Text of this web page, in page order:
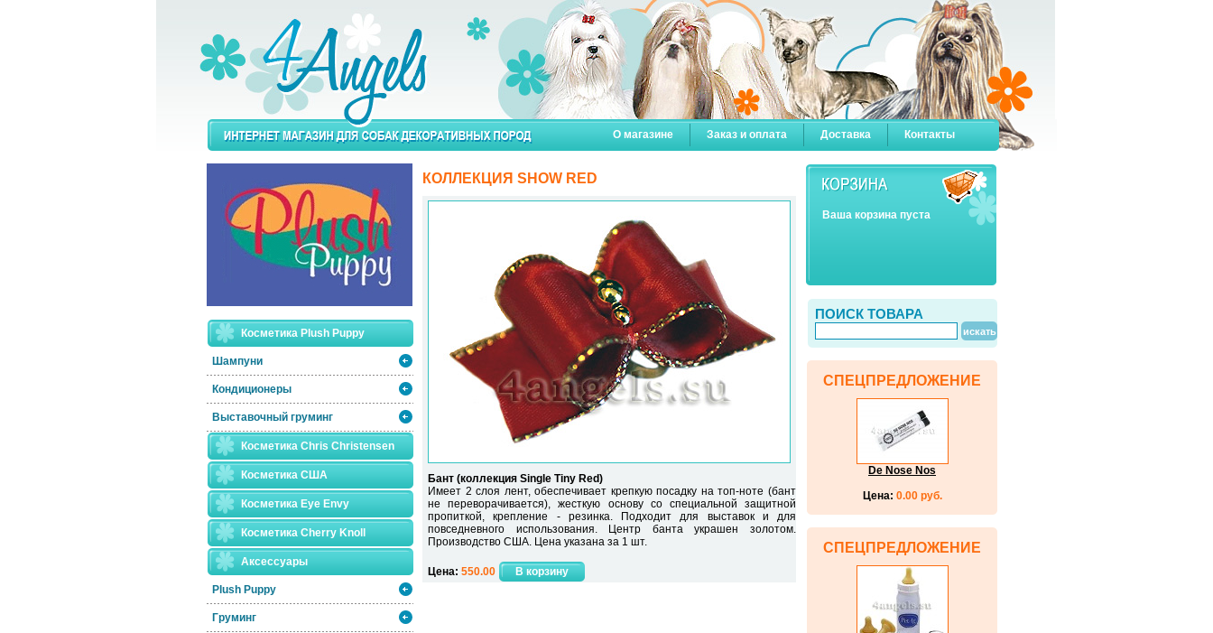
О магазине Заказ и оплата Доставка Контакты
Косметика Plush Puppy
Шампуни
Кондиционеры
Выставочный груминг
Косметика Chris Christensen
Косметика США
Косметика Eye Envy
Косметика Сherry Knoll
Аксессуары
Plush Puppy
Груминг
КОЛЛЕКЦИЯ SHOW RED
Бант (коллекция Single Tiny Red)
Имеет 2 слоя лент, обеспечивает крепкую посадку на топ-ноте (бант
не переворачивается), жесткую основу со специальной защитной
пропиткой, крепление - резинка. Подходит для выставок и для
повседневного использования. Центр банта украшен золотом.
Производство США. Цена указана за 1 шт.
Цена: 550.00
Ваша корзина пуста
ПОИСК ТОВАРА
СПЕЦПРЕДЛОЖЕНИЕ
De Nose Nos
Цена: 0.00 руб.
СПЕЦПРЕДЛОЖЕНИЕ